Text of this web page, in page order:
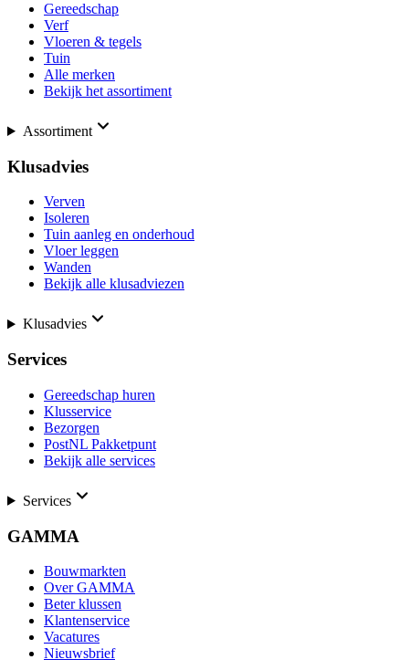
Gereedschap
Verf
Vloeren & tegels
Tuin
Alle merken
Bekijk het assortiment
Assortiment
Klusadvies
Verven
Isoleren
Tuin aanleg en onderhoud
Vloer leggen
Wanden
Bekijk alle klusadviezen
Klusadvies
Services
Gereedschap huren
Klusservice
Bezorgen
PostNL Pakketpunt
Bekijk alle services
Services
GAMMA
Bouwmarkten
Over GAMMA
Beter klussen
Klantenservice
Vacatures
Nieuwsbrief